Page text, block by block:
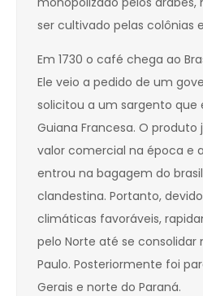
ser cultivado pelas colônias
Em 1730 o café chega ao
Ele veio a pedido de um
solicitou a um sargento que
Guiana Francesa. O produto
valor comercial na época e
entrou na bagagem do
clandestina. Portanto,
climáticas favoráveis,
pelo Norte até se consolidar
Paulo. Posteriormente foi
Gerais e norte do Paraná.